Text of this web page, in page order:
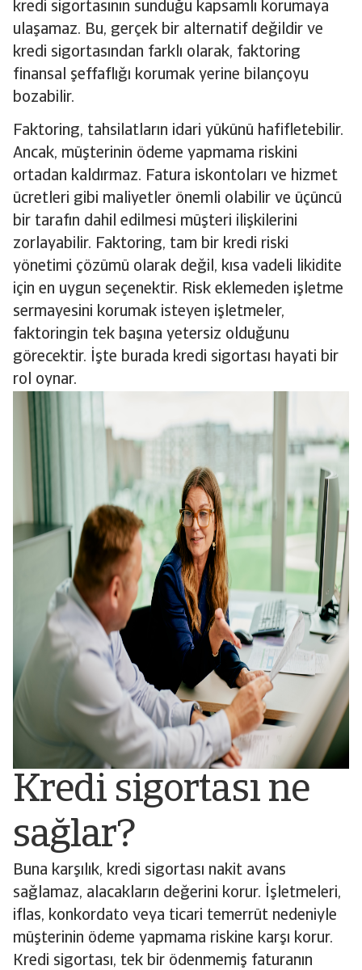
kredi sigortasının sunduğu kapsamlı korumaya
ulaşamaz. Bu, gerçek bir alternatif değildir ve
kredi sigortasından farklı olarak, faktoring
finansal şeffaflığı korumak yerine bilançoyu
bozabilir.
Faktoring, tahsilatların idari yükünü hafifletebilir.
Ancak, müşterinin ödeme yapmama riskini
ortadan kaldırmaz. Fatura iskontoları ve hizmet
ücretleri gibi maliyetler önemli olabilir ve üçüncü
bir tarafın dahil edilmesi müşteri ilişkilerini
zorlayabilir. Faktoring, tam bir kredi riski
yönetimi çözümü olarak değil, kısa vadeli likidite
için en uygun seçenektir. Risk eklemeden işletme
sermayesini korumak isteyen işletmeler,
faktoringin tek başına yetersiz olduğunu
görecektir. İşte burada kredi sigortası hayati bir
rol oynar.
Kredi sigortası ne
sağlar?
Buna karşılık, kredi sigortası nakit avans
sağlamaz, alacakların değerini korur. İşletmeleri,
iflas, konkordato veya ticari temerrüt nedeniyle
müşterinin ödeme yapmama riskine karşı korur.
Kredi sigortası, tek bir ödenmemiş faturanın